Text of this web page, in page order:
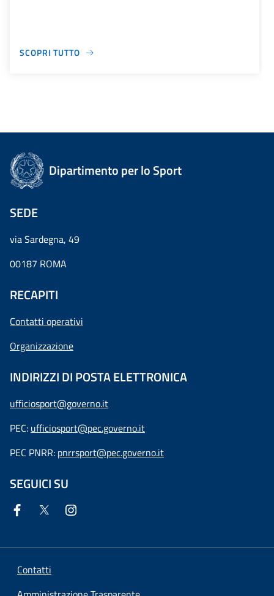
SCOPRI TUTTO
Dipartimento per lo Sport
SEDE
via Sardegna, 49
00187 ROMA
RECAPITI
Contatti operativi
Organizzazione
INDIRIZZI DI POSTA ELETTRONICA
ufficiosport@governo.it
PEC: ufficiosport@pec.governo.it
PEC PNRR: pnrrsport@pec.governo.it
SEGUICI SU
Contatti